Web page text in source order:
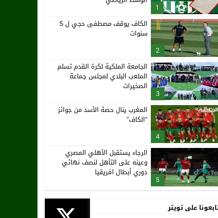
1
2
الكاف يوقف مصطفى حجي ل 5
سنوات
3
الجامعة الملكية لكرة القدم تسلم
الملعب البلدي لمجلس جماعة
الصخيرات
4
المغرب ينال حصة الأسد من جوائز
“الكاف”
5
الرجاء يستقبل الأهلي المصري
وعينه على التأهل لنصف نهائي
دوري أبطال افريقيا
على تويتر